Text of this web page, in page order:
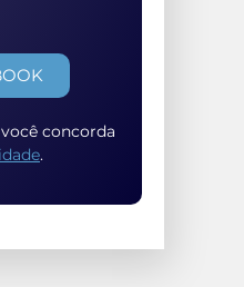
concorda
.